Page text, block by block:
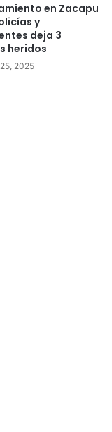
en Zacapu
y
deja 3
heridos
2025